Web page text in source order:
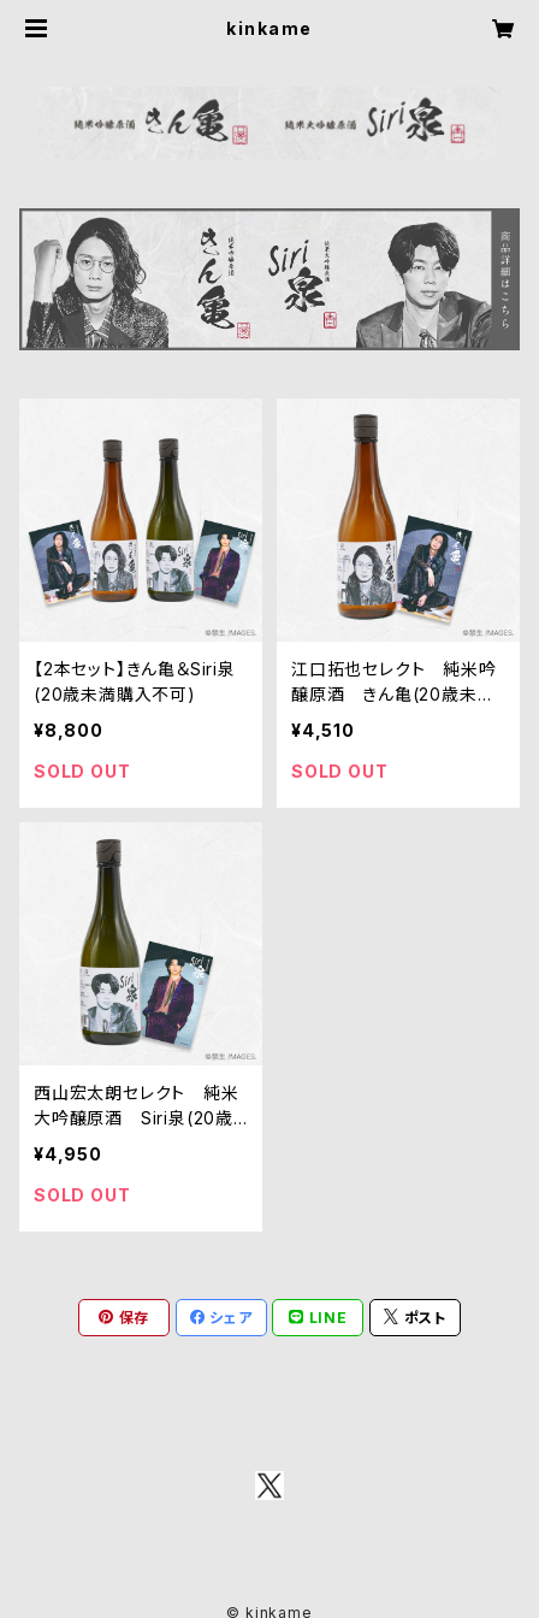
kinkame
【2本セット】きん亀＆Siri泉
(20歳未満購入不可)
¥8,800
SOLD OUT
江口拓也セレクト 純米吟
醸原酒 きん亀(20歳未満
購入不可)
¥4,510
SOLD OUT
西山宏太朗セレクト 純米
大吟醸原酒 Siri泉(20歳
未満購入不可)
¥4,950
SOLD OUT
保存 シェア LINE ポスト
© kinkame